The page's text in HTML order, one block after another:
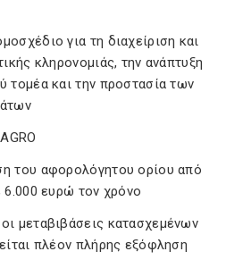
για τη διαχείριση και
κληρονομιάς, την ανάπτυξη
τομέα και την προστασία των
του αφορολόγητου ορίου από
ευρώ τον χρόνο
μεταβιβάσεις κατασχεμένων
πλέον πλήρης εξόφληση